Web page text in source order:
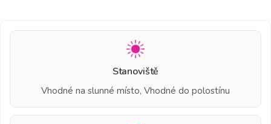
Stanoviště
Vhodné na slunné místo, Vhodné do polostínu